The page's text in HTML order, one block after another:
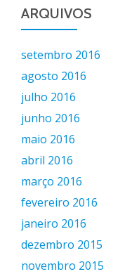
ARQUIVOS
setembro 2016
agosto 2016
julho 2016
junho 2016
maio 2016
abril 2016
março 2016
fevereiro 2016
janeiro 2016
dezembro 2015
novembro 2015